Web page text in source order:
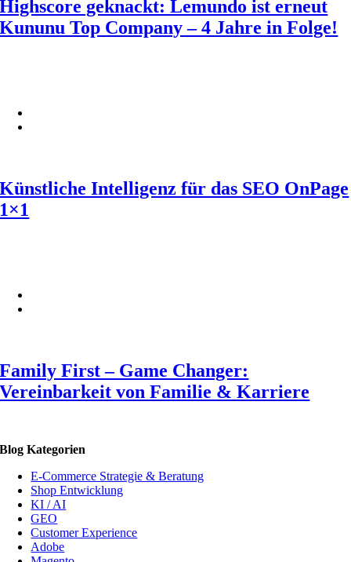
Highscore geknackt: Lemundo ist erneut
Kununu Top Company – 4 Jahre in Folge!
Künstliche Intelligenz für das SEO OnPage
1×1
Family First – Game Changer:
Vereinbarkeit von Familie & Karriere
Blog Kategorien
E-Commerce Strategie & Beratung
Shop Entwicklung
KI / AI
GEO
Customer Experience
Adobe